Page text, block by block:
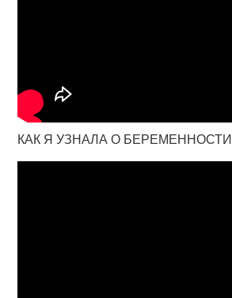
КАК Я УЗНАЛА О БЕРЕМЕННОСТИ